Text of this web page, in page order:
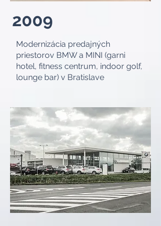
2009
Modernizácia predajných
priestorov BMW a MINI (garni
hotel, fitness centrum, indoor golf,
lounge bar) v Bratislave